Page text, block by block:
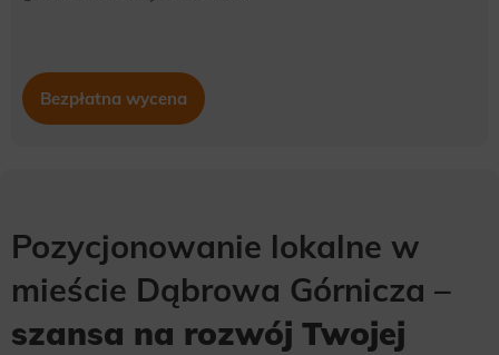
Bezpłatna wycena
Pozycjonowanie lokalne w
mieście Dąbrowa Górnicza –
szansa na rozwój Twojej